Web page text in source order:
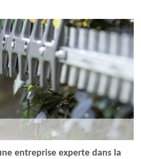
entreprise experte dans la